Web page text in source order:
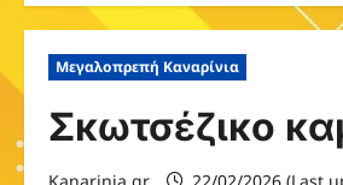
Μεγαλοπρεπή Καναρίνια
Σκωτσέζικο